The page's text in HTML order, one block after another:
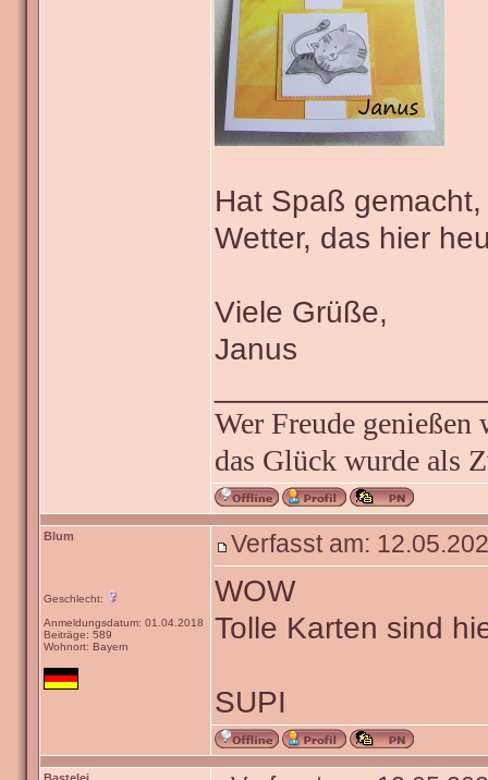
Hat Spaß
Wetter, das hier
Viele Grüße,
Janus
Wer Freude
das Glück wurde als
Blum
Geschlecht:
Anmeldungsdatum: 01.04.2018
Beiträge: 589
Wohnort: Bayern
Verfasst am:
WOW
Tolle Karten sind
SUPI